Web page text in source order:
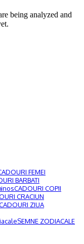
being analyzed and
FEMEI
BARBATI
CADOURI COPII
CRACIUN
ZIUA
SEMNE ZODIACALE